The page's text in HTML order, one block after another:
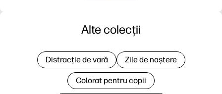
Alte colecții
Distracție de vară Zile de naștere
Colorat pentru copii